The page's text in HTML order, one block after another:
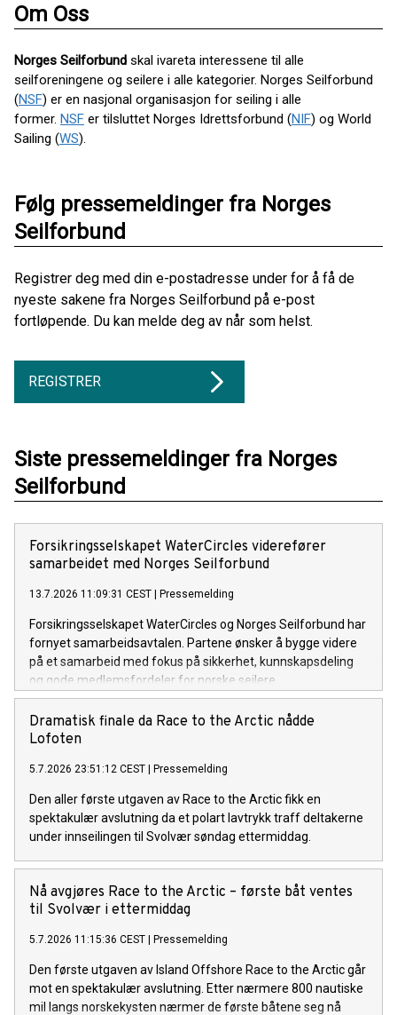
Om Oss
Norges Seilforbund skal ivareta interessene til alle
seilforeningene og seilere i alle kategorier. Norges Seilforbund
(NSF) er en nasjonal organisasjon for seiling i alle
former. NSF er tilsluttet Norges Idrettsforbund (NIF) og World
Sailing (WS).
Følg pressemeldinger fra Norges
Seilforbund
Registrer deg med din e-postadresse under for å få de
nyeste sakene fra Norges Seilforbund på e-post
fortløpende. Du kan melde deg av når som helst.
REGISTRER
Siste pressemeldinger fra Norges
Seilforbund
Forsikringsselskapet WaterCircles viderefører
samarbeidet med Norges Seilforbund
13.7.2026 11:09:31 CEST Pressemelding
Forsikringsselskapet WaterCircles og Norges Seilforbund har
fornyet samarbeidsavtalen. Partene ønsker å bygge videre
på et samarbeid med fokus på sikkerhet, kunnskapsdeling
og gode medlemsfordeler for norske seilere.
Dramatisk finale da Race to the Arctic nådde
Lofoten
5.7.2026 23:51:12 CEST Pressemelding
Den aller første utgaven av Race to the Arctic fikk en
spektakulær avslutning da et polart lavtrykk traff deltakerne
under innseilingen til Svolvær søndag ettermiddag.
Nå avgjøres Race to the Arctic – første båt ventes
til Svolvær i ettermiddag
5.7.2026 11:15:36 CEST Pressemelding
Den første utgaven av Island Offshore Race to the Arctic går
mot en spektakulær avslutning. Etter nærmere 800 nautiske
mil langs norskekysten nærmer de første båtene seg nå